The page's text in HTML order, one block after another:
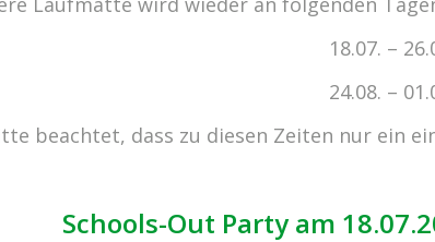
18.07. –
24.08. –
beachtet, dass zu diesen Zeiten nur ein
Schools-Out Party am